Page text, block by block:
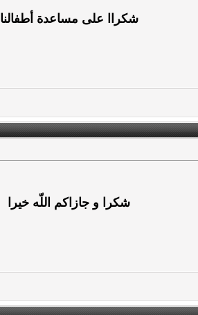
شكراا على مساعدة أطفالنا
شكرا و جازاكم اللّه خيرا